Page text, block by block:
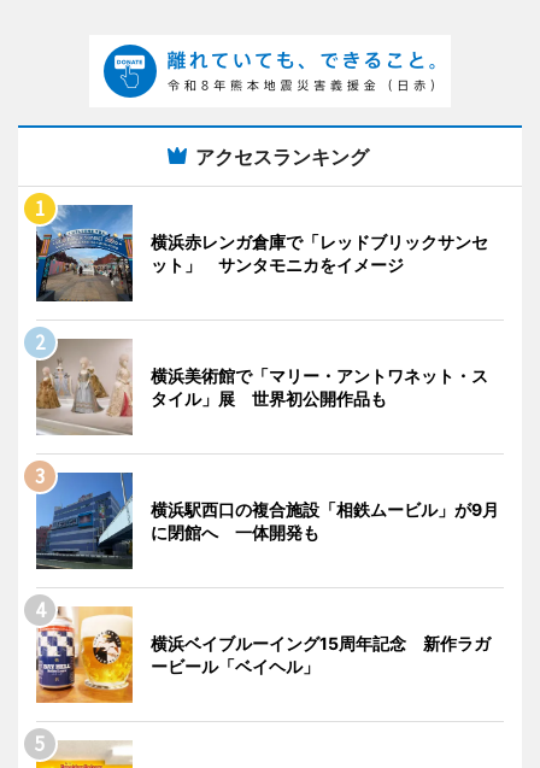
アクセスランキング
横浜赤レンガ倉庫で「レッドブリックサンセ
ット」 サンタモニカをイメージ
横浜美術館で「マリー・アントワネット・ス
タイル」展 世界初公開作品も
横浜駅西口の複合施設「相鉄ムービル」が9月
に閉館へ 一体開発も
横浜ベイブルーイング15周年記念 新作ラガ
ービール「ベイヘル」